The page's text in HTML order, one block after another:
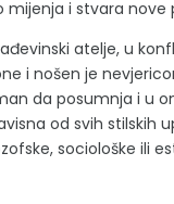
mijenja i stvara
atelje, u
i nošen je
da posumnja i u
od svih stilskih
sociološke ili